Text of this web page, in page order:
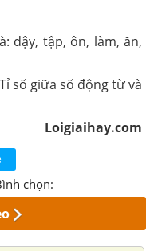
dậy, tập, ôn, làm, ăn,
số giữa số động từ và
Loigiaihay.com
chọn: